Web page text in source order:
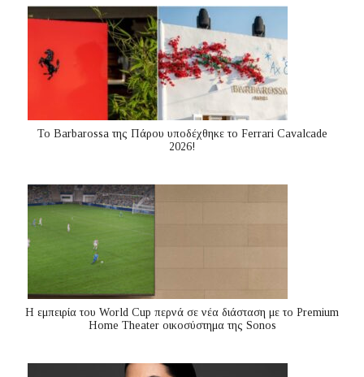
Το Barbarossa της Πάρου υποδέχθηκε το Ferrari Cavalcade
2026!
Η εμπειρία του World Cup περνά σε νέα διάσταση με το Premium
Home Theater οικοσύστημα της Sonos